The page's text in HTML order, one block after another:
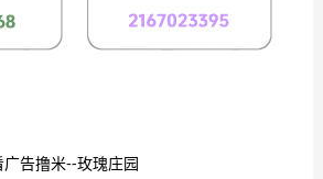
告撸米--玫瑰庄园